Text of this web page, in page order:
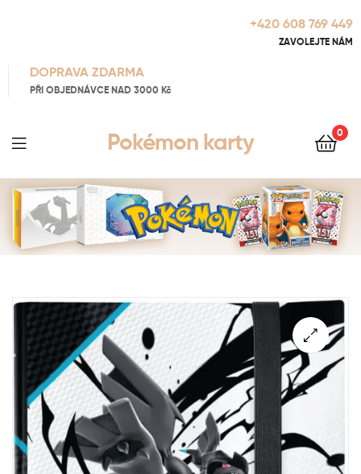
+420 608 769 449
ZAVOLEJTE NÁM
DOPRAVA ZDARMA
PŘI OBJEDNÁVCE NAD 3000 Kč
Pokémon karty 0